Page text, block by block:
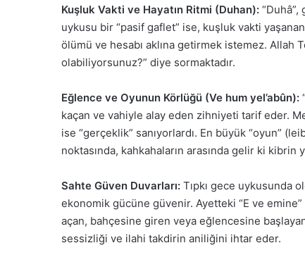
Kuşluk Vakti ve Hayatın Ritmi (Duhan):
uykusu bir “pasif gaflet” ise, kuşluk vakti
ölümü ve hesabı aklına getirmek istemez. Allah
olabiliyorsunuz?” diye sormaktadır.
Eğlence ve Oyunun Körlüğü (Ve hum yel’abûn):
kaçan ve vahiyle alay eden zihniyeti tarif eder.
ise “gerçeklik” sanıyorlardı. En büyük “oyun”
noktasında, kahkahaların arasında gelir ki kibrin
Sahte Güven Duvarları: Tıpkı gece uykusunda
ekonomik gücüne güvenir. Ayetteki “E ve
açan, bahçesine giren veya eğlencesine
sessizliği ve ilahi takdirin aniliğini ihtar eder.